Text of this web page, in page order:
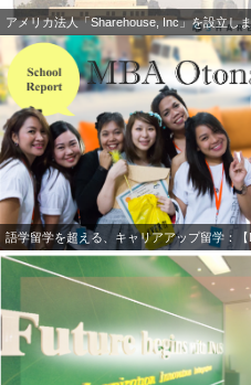
アメリカ法人「Sharehouse, Inc」を設立し
語学留学を超える、キャリアアップ留学：